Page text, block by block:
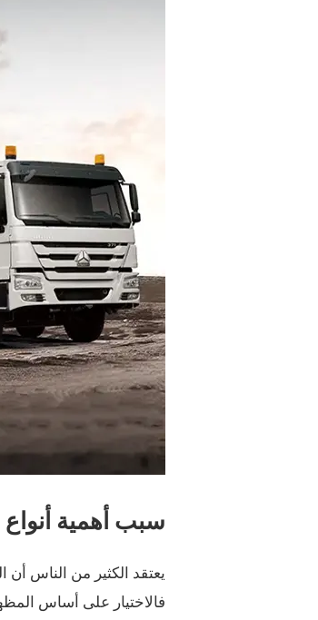
سبب أهمية أنواع
يعتقد الكثير من الناس
فالاختيار على أساس